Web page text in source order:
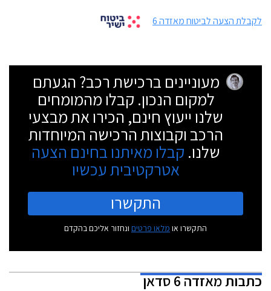
לקבלת הצעה לביטוח מאזדה 6
מעוניינים ברכישת רכב? הגעתם
למקום הנכון. קבלו מהמומחים
שלנו ייעוץ חינם, הכירו את מבצעי
הרכב וקבוצות הרכישה המיוחדות
שלנו. קבלו מאיתנו בחינם הצעה
אטרקטיבית עכשיו
התקשרו
התקשרו או מלאו פרטים ונחזור אליכם בהקדם
כתבותמאזדה 6 סדאן